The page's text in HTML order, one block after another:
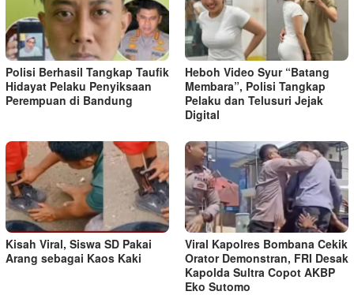
Polisi Berhasil Tangkap Taufik
Hidayat Pelaku Penyiksaan
Perempuan di Bandung
Heboh Video Syur “Batang
Membara”, Polisi Tangkap
Pelaku dan Telusuri Jejak
Digital
Kisah Viral, Siswa SD Pakai
Arang sebagai Kaos Kaki
Viral Kapolres Bombana Cekik
Orator Demonstran, FRI Desak
Kapolda Sultra Copot AKBP
Eko Sutomo